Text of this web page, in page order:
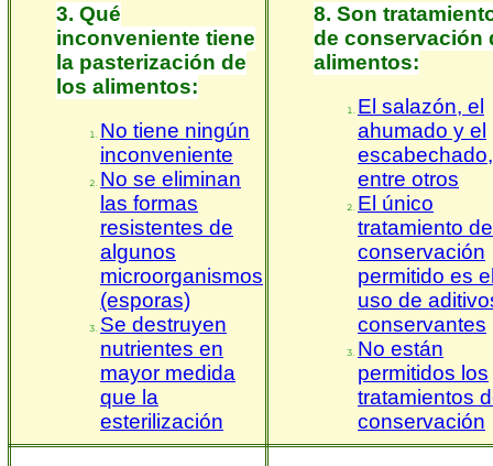
3. Qué
inconveniente tiene
la pasterización de
los alimentos:
No tiene ningún
inconveniente
No se eliminan
las formas
resistentes de
algunos
microorganismos
(esporas)
Se destruyen
nutrientes en
mayor medida
que la
esterilización
8. Son
de conservación
alimentos:
El salazón, el
ahumado y el
escabechado,
entre otros
El único
tratamiento de
conservación
permitido es
uso de
conservantes
No están
permitidos los
tratamientos
conservación